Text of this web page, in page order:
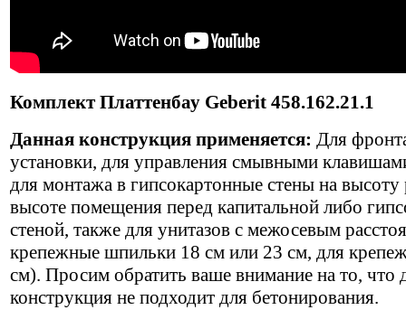
Комплект Платтенбау Geberit 458.162.21.1
Данная конструкция применяется: Для
установки, для управления смывными
для монтажа в гипсокартонные стены на
высоте помещения перед капитальной либо
стеной, также для унитазов с межосевым
крепежные шпильки 18 см или 23 см, для
см). Просим обратить ваше внимание на то, что
конструкция не подходит для бетонирования.